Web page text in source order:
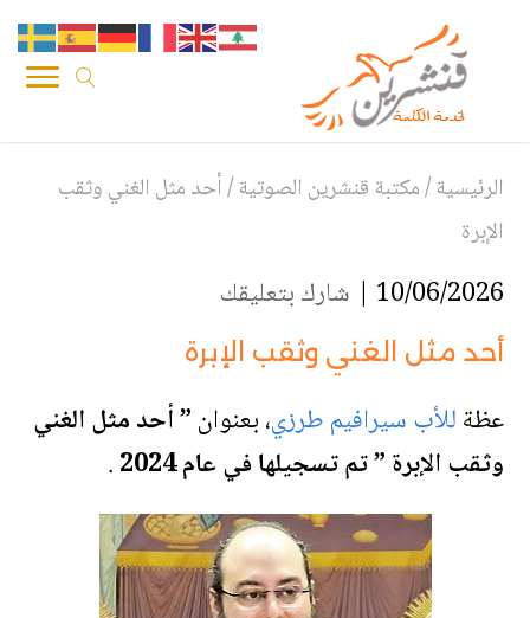
الرئيسية/مكتبة قنشرين الصوتية/أحد مثل الغني وثقب
الإبرة
10/06/2026 | شارك بتعليقك
أحد مثل الغني وثقب الإبرة
عظةللأب سيرافيم طرزي،بعنوان” أحد مثل الغني
وثقب الإبرة ” تم تسجيلها في عام 2024
.